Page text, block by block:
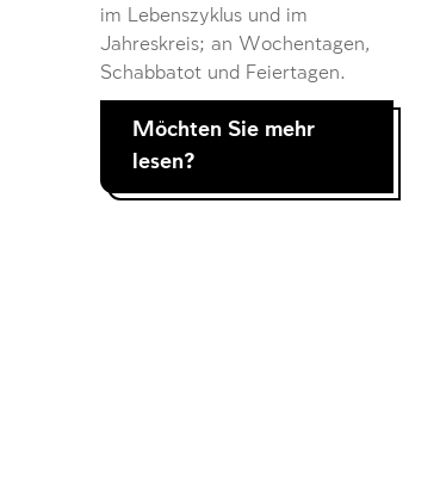
im Lebenszyklus und im
Jahreskreis; an Wochentagen,
Schabbatot und Feiertagen.
Möchten Sie mehr
lesen?